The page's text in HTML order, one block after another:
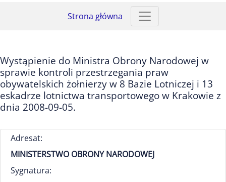
Strona główna
Wystąpienie do Ministra Obrony Narodowej w
sprawie kontroli przestrzegania praw
obywatelskich żołnierzy w 8 Bazie Lotniczej i 13
eskadrze lotnictwa transportowego w Krakowie z
dnia 2008-09-05.
Adresat:
MINISTERSTWO OBRONY NARODOWEJ
Sygnatura: